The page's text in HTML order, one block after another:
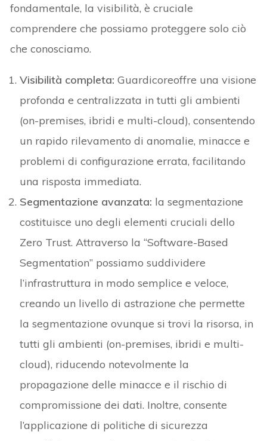
fondamentale, la visibilità, è cruciale
comprendere che possiamo proteggere solo ciò
che conosciamo.
Visibilità completa:Guardicoreoffre una visione
profonda e centralizzata in tutti gli ambienti
(on-premises, ibridi e multi-cloud), consentendo
un rapido rilevamento di anomalie, minacce e
problemi di configurazione errata, facilitando
una risposta immediata.
Segmentazione avanzata: la segmentazione
costituisce uno degli elementi cruciali dello
Zero Trust. Attraverso la “Software-Based
Segmentation” possiamo suddividere
l’infrastruttura in modo semplice e veloce,
creando un livello di astrazione che permette
la segmentazione ovunque si trovi la risorsa, in
tutti gli ambienti (on-premises, ibridi e multi-
cloud), riducendo notevolmente la
propagazione delle minacce e il rischio di
compromissione dei dati. Inoltre, consente
l’applicazione di politiche di sicurezza